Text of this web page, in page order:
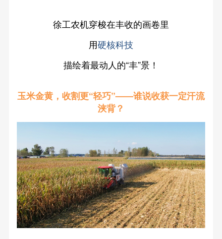
徐工农机穿梭在丰收的画卷里
用硬核科技
描绘着最动人的“丰”景！
玉米金黄，收割更“轻巧”——谁说收获一定汗流
浃背？